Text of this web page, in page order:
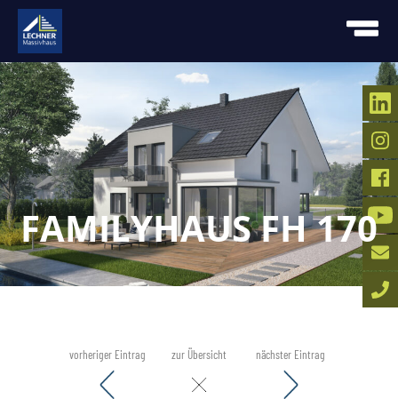
FAMILYHAUS FH 170
vorheriger Eintrag zur Übersicht nächster Eintrag